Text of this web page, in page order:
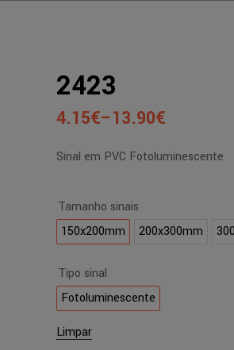
2423
4.15€–13.90€
Sinal em PVC Fotoluminescente
Tamanho sinais
150x200mm
200x300mm
Tipo sinal
Fotoluminescente
Limpar